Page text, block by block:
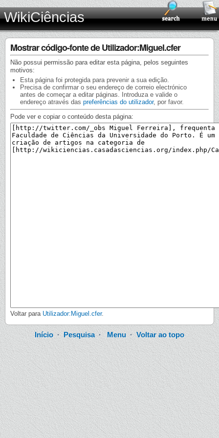
WikiCiências
Mostrar código-fonte de Utilizador:Miguel.cfer
Não possui permissão para editar esta página, pelos seguintes
motivos:
Esta página foi protegida para prevenir a sua edição.
Precisa de confirmar o seu endereço de correio electrónico
antes de começar a editar páginas. Introduza e valide o
endereço através das preferências do utilizador, por favor.
Pode ver e copiar o conteúdo desta página:
Voltar para Utilizador:Miguel.cfer.
Início·Pesquisa·Menu ·Voltar ao topo